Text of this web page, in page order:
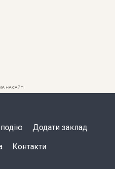
НА САЙТІ
Додати заклад
Контакти